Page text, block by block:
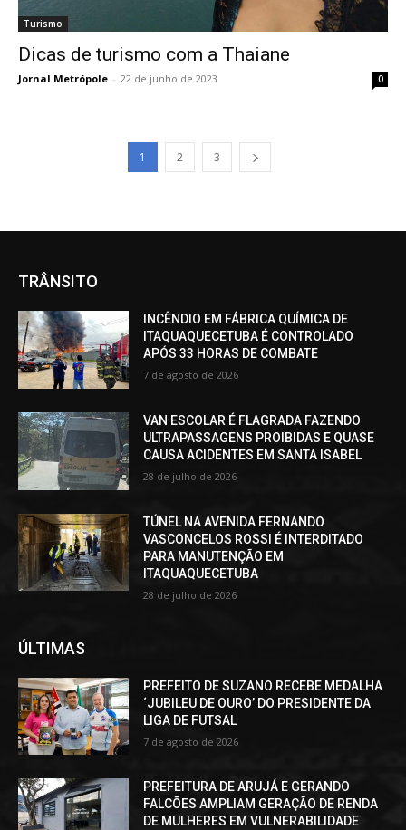
Turismo
Dicas de turismo com a Thaiane
Jornal Metrópole - 22 de junho de 2023 0
1 2 3
TRÂNSITO
INCÊNDIO EM FÁBRICA QUÍMICA DE
ITAQUAQUECETUBA É CONTROLADO
APÓS 33 HORAS DE COMBATE
7 de agosto de 2026
VAN ESCOLAR É FLAGRADA FAZENDO
ULTRAPASSAGENS PROIBIDAS E QUASE
CAUSA ACIDENTES EM SANTA ISABEL
28 de julho de 2026
TÚNEL NA AVENIDA FERNANDO
VASCONCELOS ROSSI É INTERDITADO
PARA MANUTENÇÃO EM
ITAQUAQUECETUBA
28 de julho de 2026
ÚLTIMAS
PREFEITO DE SUZANO RECEBE MEDALHA
‘JUBILEU DE OURO’ DO PRESIDENTE DA
LIGA DE FUTSAL
7 de agosto de 2026
PREFEITURA DE ARUJÁ E GERANDO
FALCÕES AMPLIAM GERAÇÃO DE RENDA
DE MULHERES EM VULNERABILIDADE